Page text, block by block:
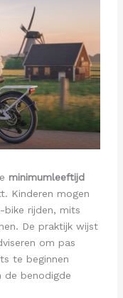
minimumleeftijd
Kinderen mogen
rijden, mits
De praktijk wijst
om pas
te beginnen
de benodigde